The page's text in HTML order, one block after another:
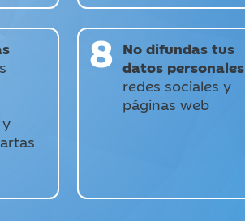
8 No difundas tus
datos personales
redes sociales y
páginas web